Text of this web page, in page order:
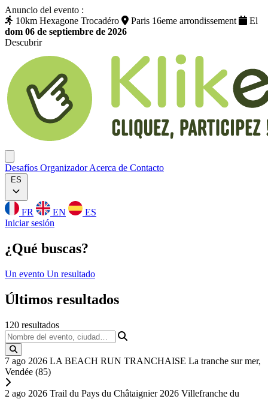
Anuncio del evento :
10km Hexagone Trocadéro
Paris 16eme arrondissement
El
dom 06 de septiembre de 2026
Descubrir
Desafíos OrganizadorAcerca de Contacto
ES
FR EN
ES
Iniciar sesión
¿Qué buscas?
Un evento Un resultado
Últimos resultados
120 resultados
Nombre del evento, ciudad…
7 ago 2026 LA BEACH RUN TRANCHAISE La tranche sur mer,
Vendée (85)
2 ago 2026 Trail du Pays du Châtaignier 2026 Villefranche du